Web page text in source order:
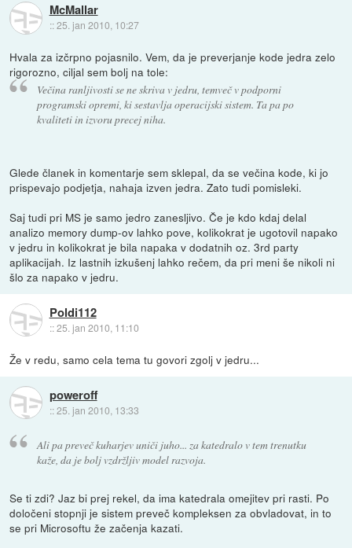
McMallar
::25. jan 2010, 10:27
Hvala za izčrpno pojasnilo. Vem, da je preverjanje kode jedra zelo
rigorozno, ciljal sem bolj na tole:
Večina ranljivosti se ne skriva v jedru, temveč v podporni
programski opremi, ki sestavlja operacijski sistem. Ta pa po
kvaliteti in izvoru precej niha.
Glede članek in komentarje sem sklepal, da se večina kode, ki jo
prispevajo podjetja, nahaja izven jedra. Zato tudi pomisleki.
Saj tudi pri MS je samo jedro zanesljivo. Če je kdo kdaj delal
analizo memory dump-ov lahko pove, kolikokrat je ugotovil napako
v jedru in kolikokrat je bila napaka v dodatnih oz. 3rd party
aplikacijah. Iz lastnih izkušenj lahko rečem, da pri meni še nikoli ni
šlo za napako v jedru.
Poldi112
::25. jan 2010, 11:10
Že v redu, samo cela tema tu govori zgolj v jedru...
poweroff
::25. jan 2010, 13:33
Ali pa preveč kuharjev uniči juho... za katedralo v tem trenutku
kaže, da je bolj vzdržljiv model razvoja.
Se ti zdi? Jaz bi prej rekel, da ima katedrala omejitev pri rasti. Po
določeni stopnji je sistem preveč kompleksen za obvladovat, in to
se pri Microsoftu že začenja kazati.